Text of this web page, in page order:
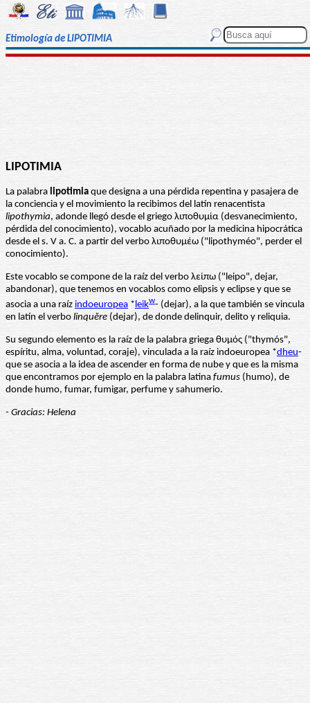
Etimología de LIPOTIMIA
LIPOTIMIA
La palabra lipotimia que designa a una pérdida repentina y pasajera de
la conciencia y el movimiento la recibimos del latín renacentista
lipothymia, adonde llegó desde el griego λιποθυμία (desvanecimiento,
pérdida del conocimiento), vocablo acuñado por la medicina hipocrática
desde el s. V a. C. a partir del verbo λιποθυμέω ("lipothyméo", perder el
conocimiento).
Este vocablo se compone de la raíz del verbo λείπω ("leipo", dejar,
abandonar), que tenemos en vocablos como elipsis y eclipse y que se
asocia a una raíz indoeuropea *leikw- (dejar), a la que también se vincula
en latín el verbo linquĕre (dejar), de donde delinquir, delito y reliquia.
Su segundo elemento es la raíz de la palabra griega θυμός ("thymós",
espíritu, alma, voluntad, coraje), vinculada a la raíz indoeuropea *dheu-
que se asocia a la idea de ascender en forma de nube y que es la misma
que encontramos por ejemplo en la palabra latina fumus (humo), de
donde humo, fumar, fumigar, perfume y sahumerio.
- Gracias: Helena